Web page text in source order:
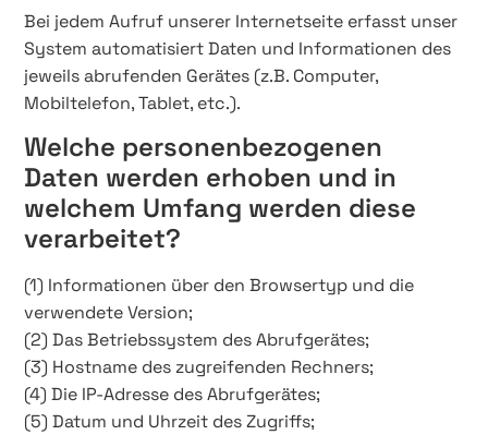
Bei jedem Aufruf unserer Internetseite erfasst unser
System automatisiert Daten und Informationen des
jeweils abrufenden Gerätes (z.B. Computer,
Mobiltelefon, Tablet, etc.).
Welche personenbezogenen
Daten werden erhoben und in
welchem Umfang werden diese
verarbeitet?
(1) Informationen über den Browsertyp und die
verwendete Version;
(2) Das Betriebssystem des Abrufgerätes;
(3) Hostname des zugreifenden Rechners;
(4) Die IP-Adresse des Abrufgerätes;
(5) Datum und Uhrzeit des Zugriffs;